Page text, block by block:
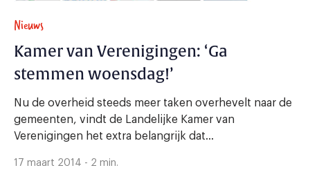
Nieuws
Kamer van Verenigingen: ‘Ga
stemmen woensdag!’
Nu de overheid steeds meer taken overhevelt naar de
gemeenten, vindt de Landelijke Kamer van
Verenigingen het extra belangrijk dat...
17 maart 2014 - 2 min.